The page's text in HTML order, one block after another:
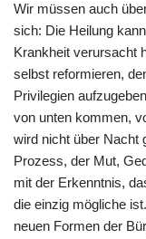
Wir müssen auch
sich: Die Heilung
Krankheit verursacht
selbst reformieren,
Privilegien
von unten kommen,
wird nicht über Nacht
Prozess, der Mut,
mit der Erkenntnis,
die einzig mögliche
neuen Formen der